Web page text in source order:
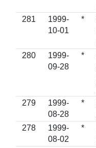
281
1999-
10-01
*
280
1999-
09-28
*
279
1999-
08-28
*
278
1999-
08-02
*